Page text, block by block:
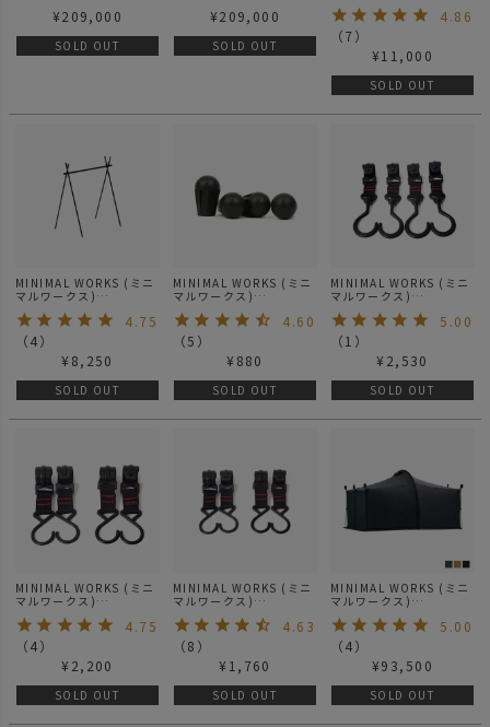
ェルター ブラック
¥209,000
SOLD OUT
¥209,000
SOLD OUT
ンディアンハンガー Mサ
イズ
4.86
（7）
¥11,000
SOLD OUT
MINIMAL WORKS (ミニ
マルワークス)
ンディアンハンガー S
サイズ
4.75
（4）
¥ 8,250
SOLD OUT
MINIMAL WORKS (ミニ
マルワークス)
フット / ファニチャー4.60
（5 ）
¥ 880
SOLD OUT
MINIMAL WORKS (ミニ
マルワークス)
ROTATING HOOK L /
ファニチャー
5.00
（1 ）
¥ 2,530
SOLD OUT
MINIMAL WORKS (ミニ
マルワークス)
L / ファニチャー
4.75
（4）
¥ 2,200
SOLD OUT
MINIMAL WORKS (ミニ
マルワークス)
M / ファニチャー
4.63
（8 ）
¥ 1,760
SOLD OUT
MINIMAL WORKS (ミニ
マルワークス)
ジャックシェルター5.00
（4）
¥93,500
SOLD OUT